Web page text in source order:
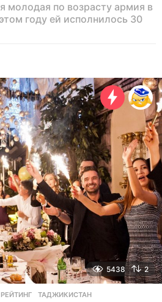
молодая по возрасту армия в
году ей исполнилось 30
5438 2
,РЕЙТИНГ ,ТАДЖИКИСТАН